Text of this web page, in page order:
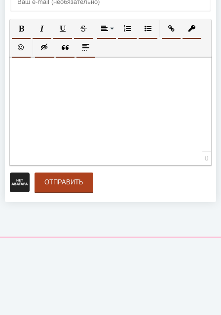
ПОЛУЖИРНЫЙ
КУРСИВПОДЧЕРКНУТЫЙ
ЗАЧЕРКНУТЫЙВЫРАВНИВАНИЕ
НУМЕРОВАННЫЙ СПИСОК
МАРКИРОВАННЫЙ
ВСТАВИТЬ
ВСТАВИТЬ СМАЙЛИК
ВСТАВКА СКРЫТОГО ТЕКСТА
ВСТАВКА ЦИТАТЫ
ВСТАВКА СПОЙЛЕРА
0
ОТПРАВИТЬ